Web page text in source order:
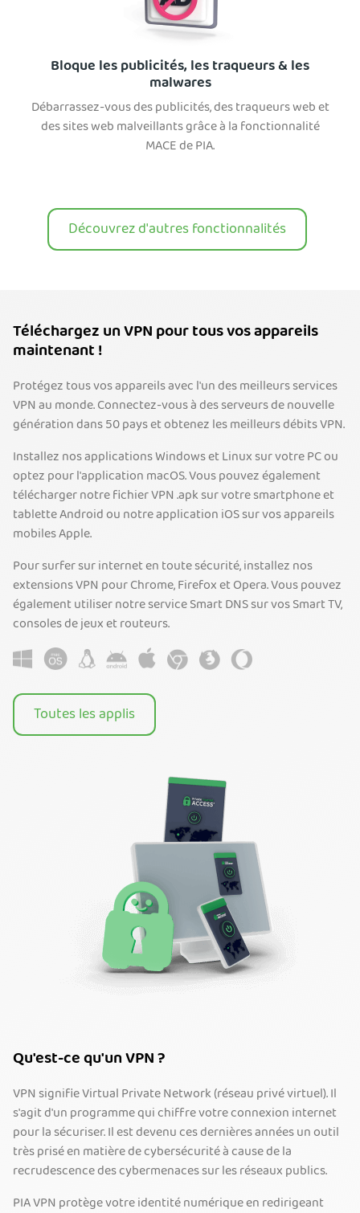
Bloque les publicités, les traqueurs & les
malwares
Débarrassez-vous des publicités, des traqueurs web et
des sites web malveillants grâce à la fonctionnalité
MACE de PIA.
Découvrez d'autres fonctionnalités
Téléchargez un VPN pour tous vos appareils
maintenant !
Protégez tous vos appareils avec l'un des meilleurs services
VPN au monde. Connectez-vous à des serveurs de nouvelle
génération dans 50 pays et obtenez les meilleurs débits VPN.
Installez nos applications Windows et Linux sur votre PC ou
optez pour l'application macOS. Vous pouvez également
télécharger notre fichier VPN .apk sur votre smartphone et
tablette Android ou notre application iOS sur vos appareils
mobiles Apple.
Pour surfer sur internet en toute sécurité, installez nos
extensions VPN pour Chrome, Firefox et Opera. Vous pouvez
également utiliser notre service Smart DNS sur vos Smart TV,
consoles de jeux et routeurs.
Toutes les applis
Qu'est-ce qu'un VPN ?
VPN signifie Virtual Private Network (réseau privé virtuel). Il
s'agit d'un programme qui chiffre votre connexion internet
pour la sécuriser. Il est devenu ces dernières années un outil
très prisé en matière de cybersécurité à cause de la
recrudescence des cybermenaces sur les réseaux publics.
PIA VPN protège votre identité numérique en redirigeant